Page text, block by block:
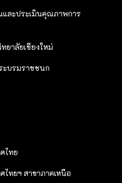
ละประเมินคุณภาพการ
ยาลัยเชียงใหม่
ะบรมราชชนก
ไทย
ไทยฯ สาขาภาคเหนือ